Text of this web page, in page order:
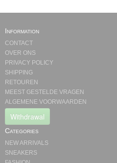
Information
CONTACT
OVER ONS
PRIVACY POLICY
SHIPPING
RETOUREN
MEEST GESTELDE VRAGEN
ALGEMENE VOORWAARDEN
Withdrawal
Categories
NEW ARRIVALS
SNEAKERS